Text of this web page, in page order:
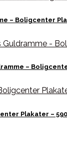
– Boligcenter
–
Plakater –